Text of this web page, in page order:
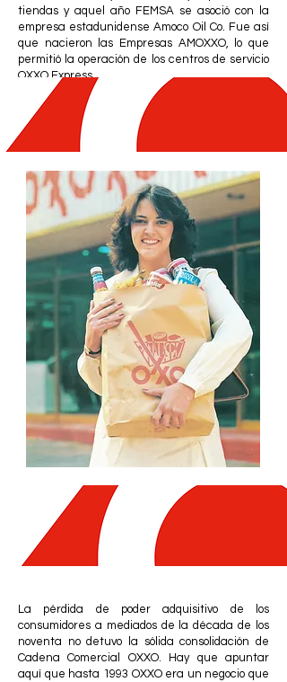
tiendas y aquel año FEMSA se asoció con la
empresa estadunidense Amoco Oil Co. Fue así
que nacieron las Empresas AMOXXO, lo que
permitió la operación de los centros de servicio
OXXO Express.
La pérdida de poder adquisitivo de los
consumidores a mediados de la década de los
noventa no detuvo la sólida consolidación de
Cadena Comercial OXXO. Hay que apuntar
aquí que hasta 1993 OXXO era un negocio que